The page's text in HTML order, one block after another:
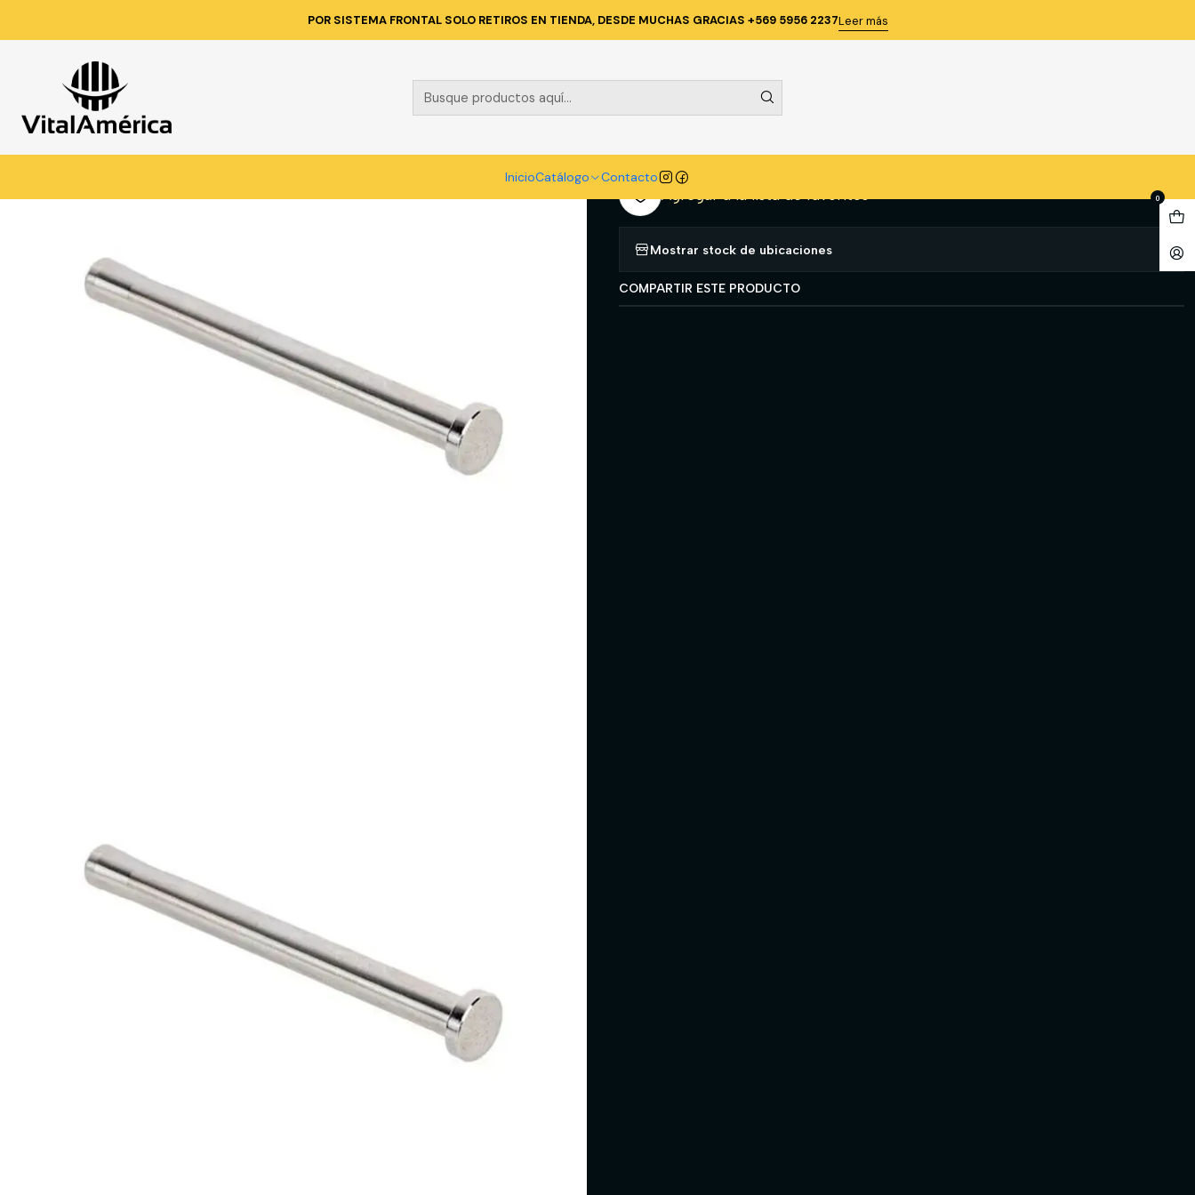
InicioCatálogo Contacto
0
POR SISTEMA FRONTAL SOLO RETIROS EN TIENDA, DESDE MUCHAS GRACIAS +569 5956 2237Leer más
Inicio Catálogo FERRETERIA ESTACA ANCLAJE ASFALTO 11 CM
|
ESTACA ANCLAJE ASFALTO 11 CM
Cantidad
Agregar a la lista de favoritos
Mostrar stock de ubicaciones
COMPARTIR ESTE PRODUCTO